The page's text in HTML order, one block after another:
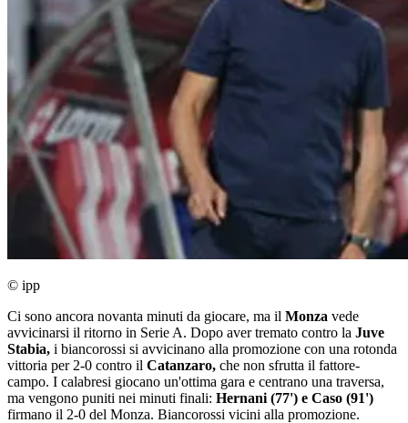
© ipp
Ci sono ancora novanta minuti da giocare, ma il Monza vede
avvicinarsi il ritorno in Serie A. Dopo aver tremato contro la Juve
Stabia, i biancorossi si avvicinano alla promozione con una rotonda
vittoria per 2-0 contro il Catanzaro, che non sfrutta il fattore-
campo. I calabresi giocano un'ottima gara e centrano una traversa,
ma vengono puniti nei minuti finali: Hernani (77') e Caso (91')
firmano il 2-0 del Monza. Biancorossi vicini alla promozione.